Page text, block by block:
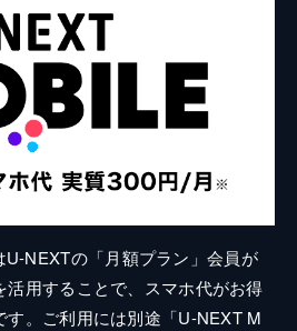
U-NEXTの「月額プラン」会員が
用することで、スマホ代がお得
す。ご利用には別途「U-NEXT M